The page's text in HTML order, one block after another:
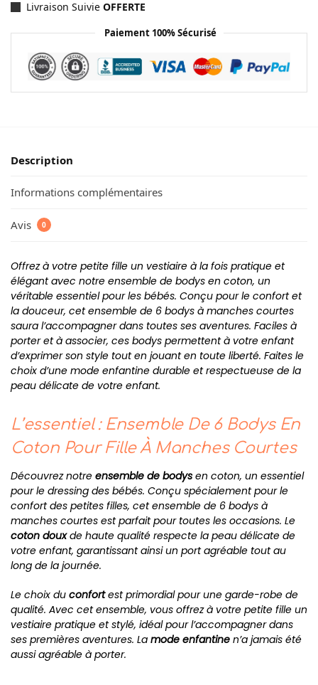
Livraison Suivie OFFERTE
Paiement 100% Sécurisé
Description
Informations complémentaires
Avis 0
Offrez à votre petite fille un vestiaire à la fois pratique et
élégant avec notre ensemble de bodys en coton, un
véritable essentiel pour les bébés. Conçu pour le confort et
la douceur, cet ensemble de 6 bodys à manches courtes
saura l’accompagner dans toutes ses aventures. Faciles à
porter et à associer, ces bodys permettent à votre enfant
d’exprimer son style tout en jouant en toute liberté. Faites le
choix d’une mode enfantine durable et respectueuse de la
peau délicate de votre enfant.
L’essentiel : Ensemble De 6 Bodys En
Coton Pour Fille À Manches Courtes
Découvrez notre ensemble de bodysen coton, un essentiel
pour le dressing des bébés. Conçu spécialement pour le
confort des petites filles, cet ensemble de 6 bodys à
manches courtes est parfait pour toutes les occasions. Le
coton douxde haute qualité respecte la peau délicate de
votre enfant, garantissant ainsi un port agréable tout au
long de la journée.
Le choix du confortest primordial pour une garde-robe de
qualité. Avec cet ensemble, vous offrez à votre petite fille un
vestiaire pratique et stylé, idéal pour l’accompagner dans
ses premières aventures. La mode enfantine n’a jamais été
aussi agréable à porter.